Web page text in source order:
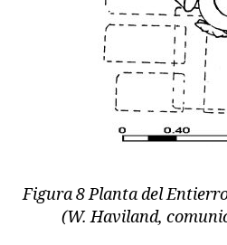
Figura 8 Planta del
(W. Haviland,